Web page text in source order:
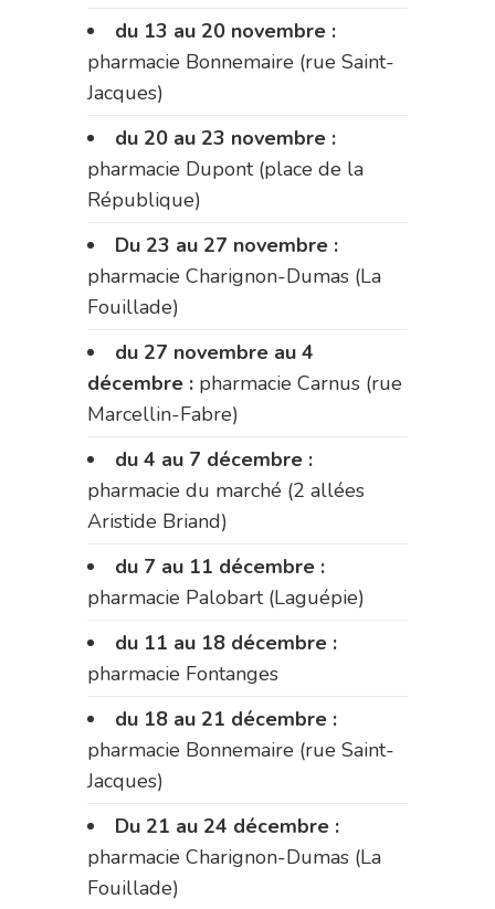
du 13 au 20 novembre :
pharmacie Bonnemaire (rue Saint-
Jacques)
du 20 au 23 novembre :
pharmacie Dupont (place de la
République)
Du 23 au 27 novembre :
pharmacie Charignon-Dumas (La
Fouillade)
du 27 novembre au 4
décembre : pharmacie Carnus (rue
Marcellin-Fabre)
du 4 au 7 décembre :
pharmacie du marché (2 allées
Aristide Briand)
du 7 au 11 décembre :
pharmacie Palobart (Laguépie)
du 11 au 18 décembre :
pharmacie Fontanges
du 18 au 21 décembre :
pharmacie Bonnemaire (rue Saint-
Jacques)
Du 21 au 24 décembre :
pharmacie Charignon-Dumas (La
Fouillade)